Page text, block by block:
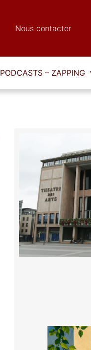
Nous contacter
PODCASTS – ZAPPING